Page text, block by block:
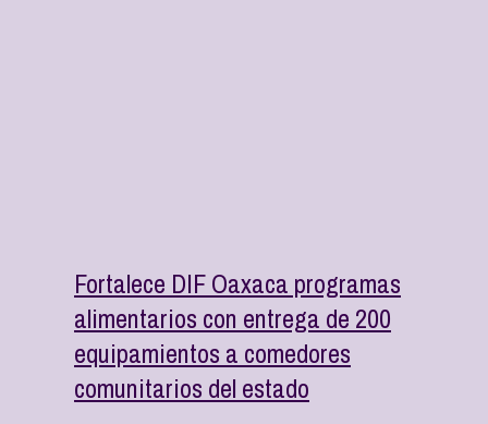
Fortalece DIF Oaxaca programas
alimentarios con entrega de 200
equipamientos a comedores
comunitarios del estado